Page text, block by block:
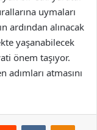
uymaları
ardından alınacak
yaşanabilecek
önem taşıyor.
atmasını
Reddit VKontakte